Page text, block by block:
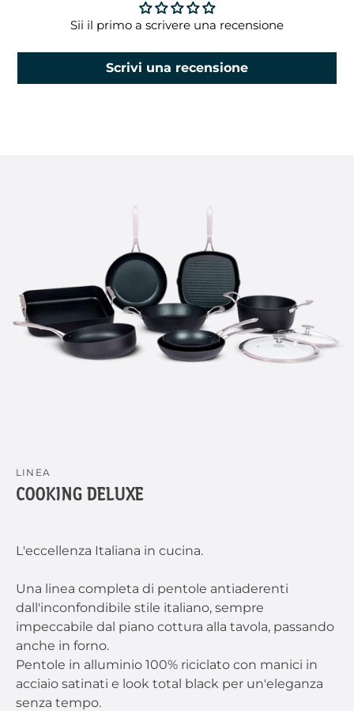
Sii il primo a scrivere una recensione
Scrivi una recensione
LINEA
COOKING DELUXE
L'eccellenza Italiana in cucina.
Una linea completa di pentole antiaderenti
dall'inconfondibile stile italiano, sempre
impeccabile dal piano cottura alla tavola, passando
anche in forno.
Pentole in alluminio 100% riciclato con manici in
acciaio satinati e look total black per un'eleganza
senza tempo.